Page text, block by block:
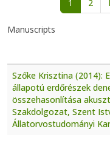
1 2
Manuscripts
Szőke Krisztina (2014):
állapotú erdőrészek
összehasonlítása
Szakdolgozat, Szent
Állatorvostudományi